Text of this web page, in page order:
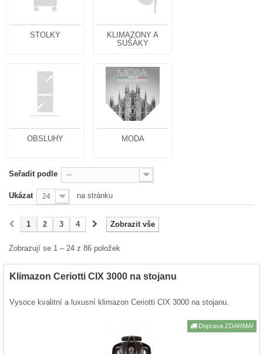
STOLKY
KLIMAZONY A
SUŠÁKY
OBSLUHY MODA
Seřadit podle --
Ukázat 24 na stránku
Zobrazit vše
1 2 3 4
Zobrazují se 1 – 24 z 86 položek
Klimazon Ceriotti CIX 3000 na stojanu
Vysoce kvalitní a luxusní klimazon Ceriotti CIX 3000 na stojanu.
Doprava ZDARMA!